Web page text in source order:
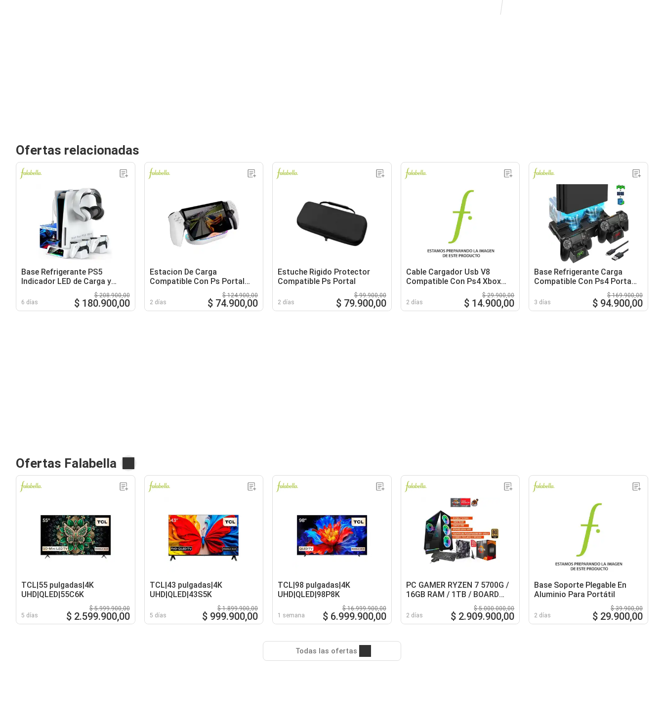
Ofertas relacionadas
Base Refrigerante PS5
Indicador LED de Carga y
Temperatura Genéric
6 días
$ 208.900,00
$ 180.900,00
Estacion De Carga
Compatible Con Ps Portal
2 días
$ 124.900,00
$ 74.900,00
Estuche Rigido Protector
Compatible Ps Portal
2 días
$ 99.900,00
$ 79.900,00
Cable Cargador Usb V8
Compatible Con Ps4 Xbox
One Con Indicador Carga
2 días
$ 29.900,00
$ 14.900,00
Base Refrigerante Carga
Compatible Con Ps4 Porta
3 días
$ 169.900,00
$ 94.900,00
Ofertas Falabella
TCL|55 pulgadas|4K
UHD|QLED|55C6K
5 días
$ 5.999.900,00
$ 2.599.900,00
TCL|43 pulgadas|4K
UHD|QLED|43S5K
5 días
$ 1.899.900,00
$ 999.900,00
TCL|98 pulgadas|4K
UHD|QLED|98P8K
1 semana
$ 16.999.900,00
$ 6.999.900,00
PC GAMER RYZEN 7 5700G /
16GB RAM / 1TB / BOARD
B550 WIFI / FUENTE 600W
80+ GOLD
2 días
$ 5.000.000,00
$ 2.909.900,00
Base Soporte Plegable En
Aluminio Para Portátil
2 días
$ 39.900,00
$ 29.900,00
Todas las ofertas